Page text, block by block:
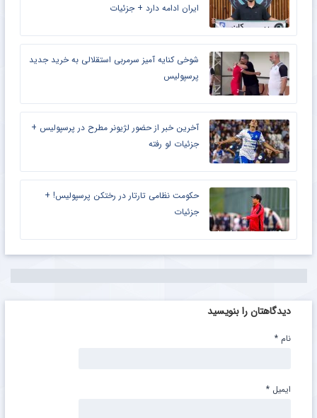
ایران ادامه دارد + جزئیات
شوخی کنایه آمیز سرمربی استقلالی به خرید جدید
پرسپولیس
آخرین خبر از حضور لژیونر مطرح در پرسپولیس +
جزئیات لو رفته
حکومت نظامی تارتار در رختکن پرسپولیس! +
جزئیات
دیدگاهتان را بنویسید
نام *
ایمیل *